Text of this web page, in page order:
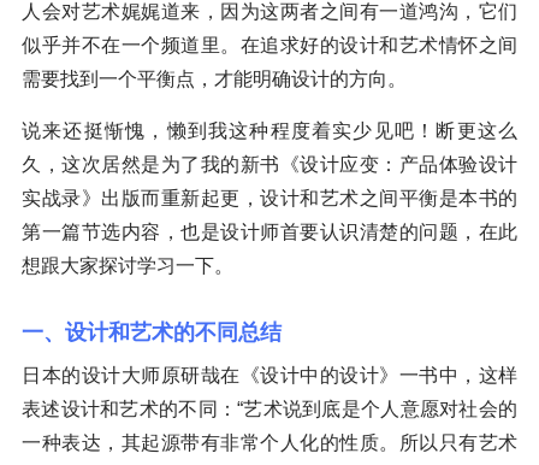
人会对艺术娓娓道来，因为这两者之间有一道鸿沟，它们
似乎并不在一个频道里。在追求好的设计和艺术情怀之间
需要找到一个平衡点，才能明确设计的方向。
说来还挺惭愧，懒到我这种程度着实少见吧！断更这么
久，这次居然是为了我的新书《设计应变：产品体验设计
实战录》出版而重新起更，设计和艺术之间平衡是本书的
第一篇节选内容，也是设计师首要认识清楚的问题，在此
想跟大家探讨学习一下。
一、设计和艺术的不同总结
日本的设计大师原研哉在《设计中的设计》一书中，这样
表述设计和艺术的不同：“艺术说到底是个人意愿对社会的
一种表达，其起源带有非常个人化的性质。所以只有艺术